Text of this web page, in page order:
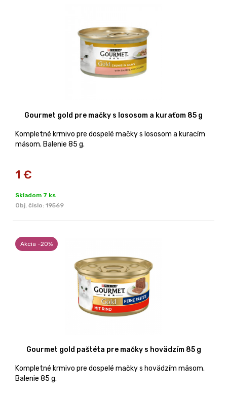
Gourmet gold pre mačky s lososom a kuraťom 85 g
Kompletné krmivo pre dospelé mačky s lososom a kuracím
mäsom. Balenie 85 g.
1 €
Skladom 7 ks
Obj. čislo: 19569
Akcia -20%
Gourmet gold paštéta pre mačky s hovädzím 85 g
Kompletné krmivo pre dospelé mačky s hovädzím mäsom.
Balenie 85 g.